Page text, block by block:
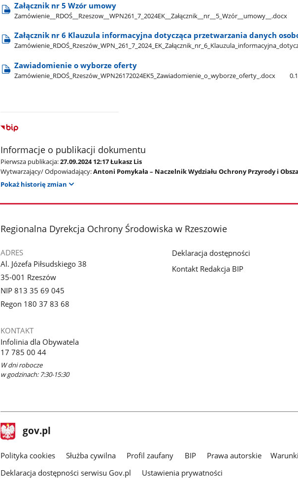
Załącznik nr 5 Wzór umowy
Zamówienie​_​_RDOŚ​_​_Rzeszow​_​_WPN261​_7​_2024EK​_​_Załącznik​_​_nr​_​_5​_Wzór​_​_umowy​_​_.docx
Załącznik nr 6 Klauzula informacyjna dotycząca przetwarzania danych
Zawiadomienie o wyborze oferty
Zamówienie​_RDOŚ​_Rzeszów​_WPN26172024EK5​_Zawiadomienie​_o​_wyborze​_oferty​_.docx
Informacje o publikacji dokumentu
Pierwsza publikacja:27.09.2024 12:17 Łukasz Lis
Wytwarzający/ Odpowiadający:Antoni Pomykała – Naczelnik Wydziału Ochrony Przyrody i
Pokaż historię zmian
stopka
Regionalna Dyrekcja Ochrony Środowiska w Rzeszowie
ADRES
Al. Józefa Piłsudskiego 38
35-001 Rzeszów
NIP 813 35 69 045
Regon 180 37 83 68
KONTAKT
Infolinia dla Obywatela
17 785 00 44
W dni robocze
w godzinach: 7:30-15:30
Deklaracja dostępności
Kontakt Redakcja BIP
stopka
gov.pl Strona
gov.pl
gov.pl
Polityka cookies Służba cywilna Profil zaufany BIP Prawa autorskie
Deklaracja dostępności serwisu Gov.pl
Ustawienia prywatności